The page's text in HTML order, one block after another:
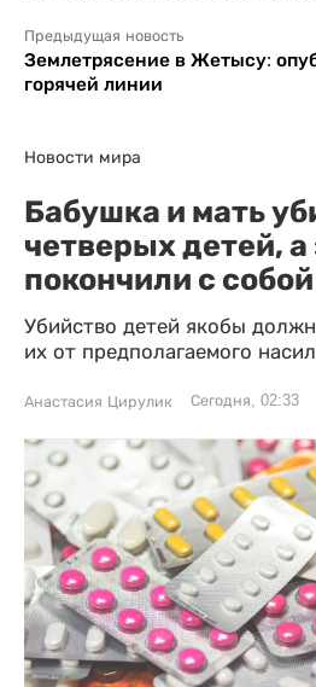
Предыдущая новость
Землетрясение в Жетысу:
горячей линии
Новости мира
Бабушка и мать
четверых детей, а
покончили с собой
Убийство детей якобы
их от предполагаемого
Анастасия Цирулик Сегодня, 02:33